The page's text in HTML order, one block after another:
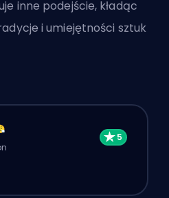
inne podejście, kładąc
i umiejętności sztuk